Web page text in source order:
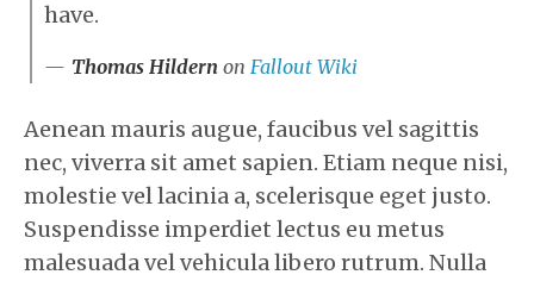
have.
Thomas Hildern on Fallout Wiki
Aenean mauris augue, faucibus vel sagittis
nec, viverra sit amet sapien. Etiam neque nisi,
molestie vel lacinia a, scelerisque eget justo.
Suspendisse imperdiet lectus eu metus
malesuada vel vehicula libero rutrum. Nulla